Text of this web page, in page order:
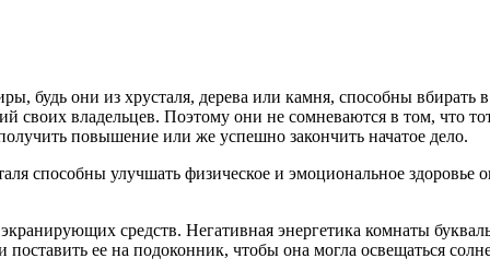
они из хрусталя, дерева или камня, способны вбирать в
своих владельцев. Поэтому они не сомневаются в том, что
повышение или же успешно закончить начатое дело.
способны улучшать физическое и эмоциональное
средств. Негативная энергетика комнаты
ее на подоконник, чтобы она могла освещаться